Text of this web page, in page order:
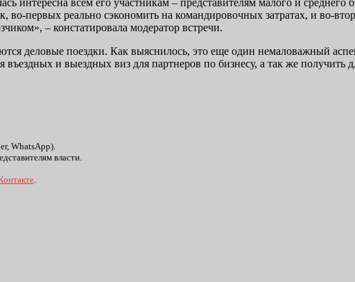
интересна всем его участникам – представителям малого и среднего
первых реально сэкономить на командировочных затратах, и во-
– констатировала модератор встречи.
деловые поездки. Как выяснилось, это еще один немаловажный
въездных и выездных виз для партнеров по бизнесу, а так же получить
WhatsApp).
власти.
.